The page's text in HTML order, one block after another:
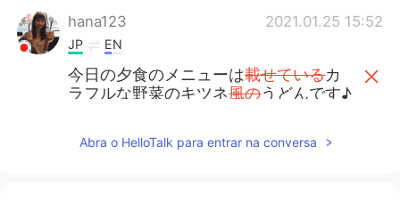
hana123 2021.01.25 15:52
JP EN
今日の夕食のメニューは載せているカ
ラフルな野菜のキツネ風のうどんです♪
菜がのったキツネうどんです♪
Abra o HelloTalk para entrar na conversa